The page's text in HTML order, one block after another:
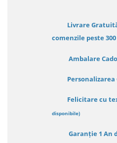
Livrare
comenzile peste
Ambalare
Felicitare cu
disponibile)
Garanție 1 An